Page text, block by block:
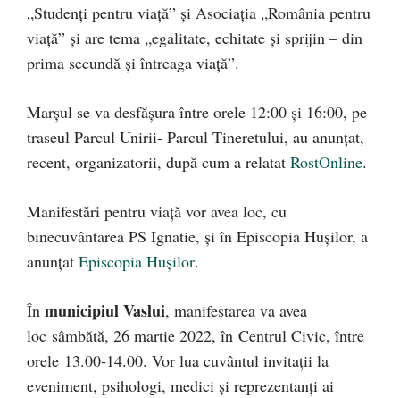
„Studenți pentru viață” și Asociația „România pentru
viață” și are tema „egalitate, echitate și sprijin – din
prima secundă și întreaga viață”.
Marșul se va desfășura între orele 12:00 și 16:00, pe
traseul Parcul Unirii- Parcul Tineretului, au anunțat,
recent, organizatorii, după cum a relatat RostOnline.
Manifestări pentru viață vor avea loc, cu
binecuvântarea PS Ignatie, și în Episcopia Hușilor, a
anunțat Episcopia Hușilor.
În municipiul Vaslui, manifestarea va avea
loc sâmbătă, 26 martie 2022, în Centrul Civic, între
orele 13.00-14.00. Vor lua cuvântul invitații la
eveniment, psihologi, medici și reprezentanți ai